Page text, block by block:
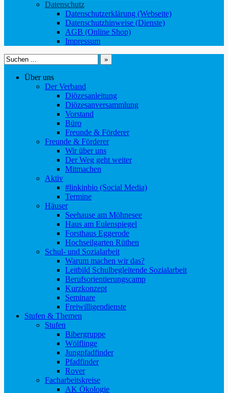
Datenschutz
Datenschutzerklärung (Webseite)
Datenschutzhinweise (Dienste)
AGB (Online Shop)
Impressum
Suchen
nach:
Über uns
Der Verband
Diözesanleitung
Diözesanversammlung
Vorstand
Büro
Freunde & Förderer
Freunde & Förderer
Wir über uns
Der Weg geht weiter
Mitmachen
Aktiv
#linkinbio (Social Media)
Termine
Häuser
Seehause am Möhnesee
Haus am Eulenspiegel
Forsthaus Eggerode
Hochseilgarten Rüthen
Schul- und Sozialarbeit
Warum machen wir das?
Leitbild Schulbegleitende Sozialarbeit
Berufsorientierungscamp
Kurzkonzept
Seminare
Freiwilligendienste
Stufen & Themen
Stufen
Bibergruppe
Wölflinge
Jungpfadfinder
Pfadfinder
Rover
Facharbeitskreise
AK Ökologie